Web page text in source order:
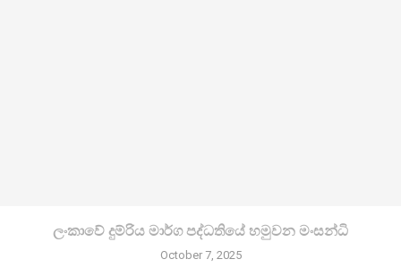
ලංකාවේ දුම්රිය මාර්ග පද්ධතියේ හමුවන මංසන්ධි
October 7, 2025